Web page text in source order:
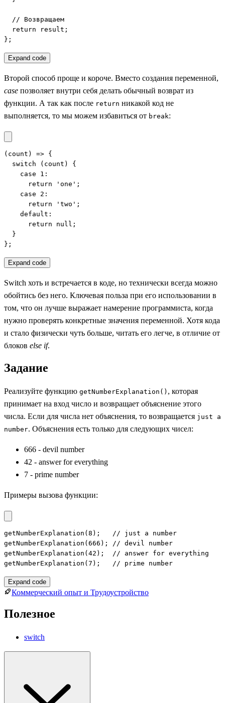
  // Возвращаем
  return result;
};
Expand code
Второй способ проще и короче. Вместо создания переменной,
case позволяет внутри себя делать обычный возврат из
функции. А так как после return никакой код не
выполняется, то мы можем избавиться от break:
(count) => {
  switch (count) {
    case 1:
      return 'one';
    case 2:
      return 'two';
    default:
      return null;
  }
};
Expand code
Switch хоть и встречается в коде, но технически всегда можно
обойтись без него. Ключевая польза при его использовании в
том, что он лучше выражает намерение программиста, когда
нужно проверять конкретные значения переменной. Хотя кода
и стало физически чуть больше, читать его легче, в отличие от
блоков else if.
Задание
Реализуйте функцию getNumberExplanation() , которая
принимает на вход число и возвращает объяснение этого
числа. Если для числа нет объяснения, то возвращается just a
number. Объяснения есть только для следующих чисел:
666 - devil number
42 - answer for everything
7 - prime number
Примеры вызова функции:
getNumberExplanation(8);   // just a number
getNumberExplanation(666); // devil number
getNumberExplanation(42);  // answer for everything
getNumberExplanation(7);   // prime number
Expand code
Коммерческий опыт и Трудоустройство
Полезное
switch